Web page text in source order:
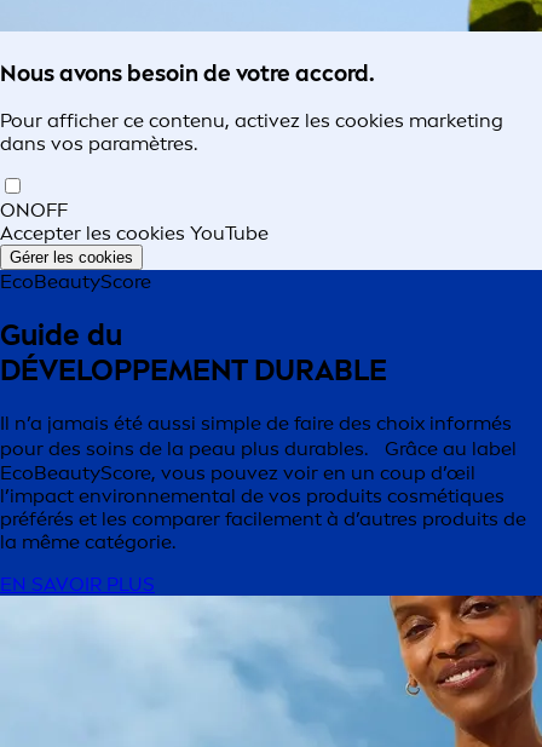
Nous avons besoin de votre accord.
Pour afficher ce contenu, activez les cookies marketing
dans vos paramètres.
ONOFF
Accepter les cookies YouTube
Gérer les cookies
EcoBeautyScore
Guide du
DÉVELOPPEMENT DURABLE
Il n’a jamais été aussi simple de faire des choix informés
pour des soins de la peau plus durables. Grâce au label
EcoBeautyScore, vous pouvez voir en un coup d’œil
l’impact environnemental de vos produits cosmétiques
préférés et les comparer facilement à d’autres produits de
la même catégorie.
EN SAVOIR PLUS